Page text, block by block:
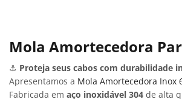
Mola Amortecedora
⚓ Proteja seus cabos com durabilidade
Apresentamos a Mola Amortecedora Inox
Fabricada em aço inoxidável 304 de alta